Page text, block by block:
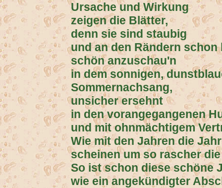
Ursache und Wirkung
zeigen die Blätter,
denn sie sind staubig
und an den Rändern schon
schön anzuschau'n
in dem sonnigen,
Sommernachsang,
unsicher ersehnt
in den vorangegangenen
und mit ohnmächtigem
Wie mit den Jahren die
scheinen um so rascher
So ist schon diese schöne
wie ein angekündigter